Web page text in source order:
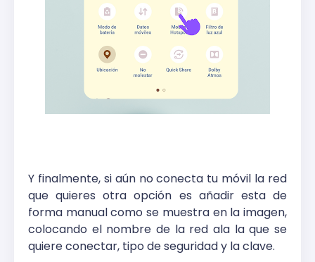
Y finalmente, si aún no conecta tu móvil la red
que quieres otra opción es añadir esta de
forma manual como se muestra en la imagen,
colocando el nombre de la red ala la que se
quiere conectar, tipo de seguridad y la clave.